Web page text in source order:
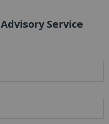
Service